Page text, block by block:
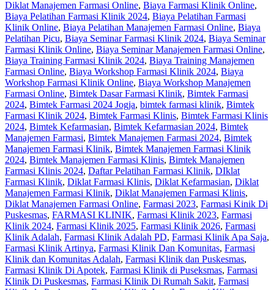
Diklat Manajemen Farmasi Online, Biaya Farmasi Klinik Online,
Biaya Pelatihan Farmasi Klinik 2024, Biaya Pelatihan Farmasi
Klinik Online, Biaya Pelatihan Manajemen Farmasi Online, Biaya
Pelatihan Picu, Biaya Seminar Farmasi Klinik 2024, Biaya Seminar
Farmasi Klinik Online, Biaya Seminar Manajemen Farmasi Online,
Biaya Training Farmasi Klinik 2024, Biaya Training Manajemen
Farmasi Online, Biaya Workshop Farmasi Klinik 2024, Biaya
Workshop Farmasi Klinik Online, Biaya Workshop Manajemen
Farmasi Online, Bimtek Dasar Farmasi Klinik, Bimtek Farmasi
2024, Bimtek Farmasi 2024 Jogja, bimtek farmasi klinik, Bimtek
Farmasi Klinik 2024, Bimtek Farmasi Klinis, Bimtek Farmasi Klinis
2024, Bimtek Kefarmasian, Bimtek Kefarmasian 2024, Bimtek
Manajemen Farmasi, Bimtek Manajemen Farmasi 2024, Bimtek
Manajemen Farmasi Klinik, Bimtek Manajemen Farmasi Klinik
2024, Bimtek Manajemen Farmasi Klinis, Bimtek Manajemen
Farmasi Klinis 2024, Daftar Pelatihan Farmasi Klinik, DIklat
Farmasi Klinik, Diklat Farmasi Klinis, Diklat Kefarmasian, Diklat
Manajemen Farmasi Klinik, Diklat Manajemen Farmasi Klinis,
Diklat Manajemen Farmasi Online, Farmasi 2023, Farmasi Kinik Di
Puskesmas, FARMASI KLINIK, Farmasi Klinik 2023, Farmasi
Klinik 2024, Farmasi Klinik 2025, Farmasi Klinik 2026, Farmasi
Klinik Adalah, Farmasi Klinik Adalah PD, Farmasi Klinik Apa Saja,
Farmasi Klinik Artinya, Farmasi Klinik Dan Komunitas, Farmasi
Klinik dan Komunitas Adalah, Farmasi Klinik dan Puskesmas,
Farmasi Klinik Di Apotek, Farmasi Klinik di Puseksmas, Farmasi
Klinik Di Puskesmas, Farmasi Klinik Di Rumah Sakit, Farmasi